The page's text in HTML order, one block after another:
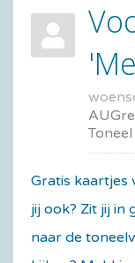
Toneel
Gratis kaartjes
jij ook? Zit jij in
naar de